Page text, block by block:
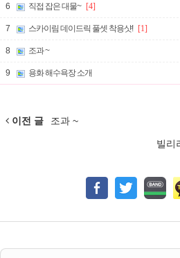
6 직접 잡은 대물~ [4]
7 스카이림 데이드릭 풀셋 착용샷! [1]
8 조과 ~
9 용화 해수욕장 소개
이전 글 조과 ~
빌리